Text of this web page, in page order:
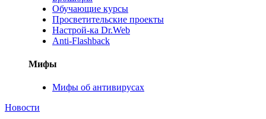
Обучающие курсы
Просветительские проекты
Настрой-ка Dr.Web
Anti-Flashback
Мифы
Мифы об антивирусах
Новости